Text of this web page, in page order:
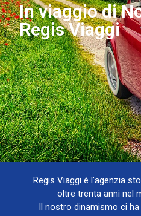
In viaggio di
Regis Viaggi
Regis Viaggi è l’agenzia
oltre trenta anni nel
Il nostro dinamismo ci